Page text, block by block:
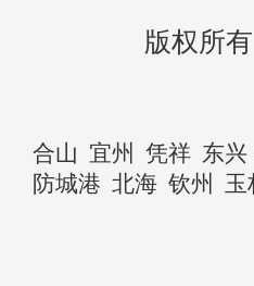
版权所
合山 宜州 凭祥 东兴
防城港 北海 钦州 玉